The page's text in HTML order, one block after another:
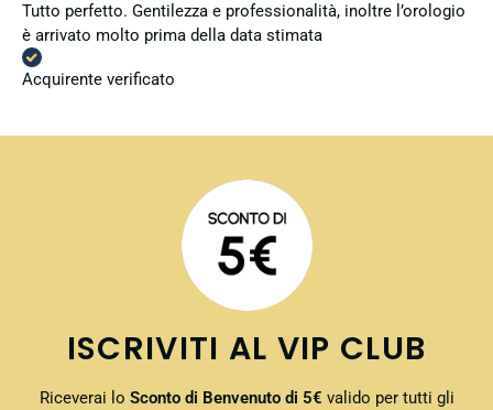
Tutto perfetto. Gentilezza e professionalità, inoltre l’orologio
è arrivato molto prima della data stimata
Acquirente verificato
ISCRIVITI AL VIP CLUB
Riceverai lo Sconto di Benvenuto di 5€ valido per tutti gli